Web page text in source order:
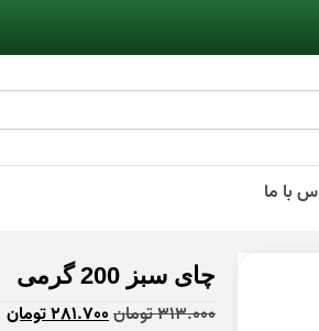
با ما
چای سبز 200 گرمی
313.000تومان281.700تومان